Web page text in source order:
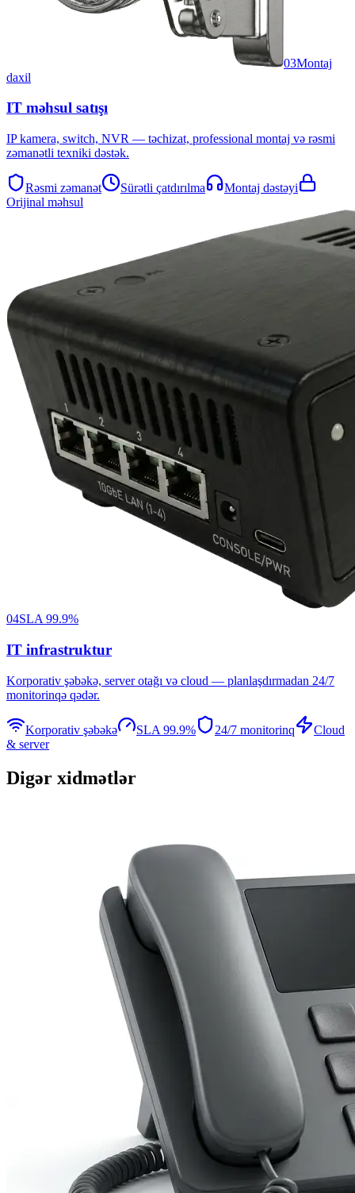
03Montaj
daxil
IT məhsul satışı
IP kamera, switch, NVR — təchizat, professional montaj və rəsmi
zəmanətli texniki dəstək.
Rəsmi zəmanət Sürətli çatdırılma
Montaj dəstəyi
Orijinal məhsul
04SLA 99.9%
IT infrastruktur
Korporativ şəbəkə, server otağı və cloud — planlaşdırmadan 24/7
monitorinqə qədər.
Korporativ şəbəkə SLA 99.9% 24/7 monitorinq
Cloud
& server
Digər xidmətlər